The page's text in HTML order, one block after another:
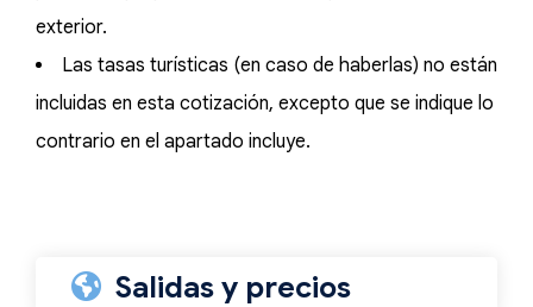
exterior.
Las tasas turísticas (en caso de haberlas) no están
incluidas en esta cotización, excepto que se indique lo
contrario en el apartado incluye.
Salidas y precios